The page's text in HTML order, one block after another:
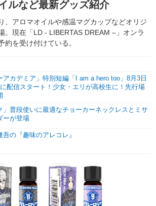
コスプレ
新帝スタ
覧 コラム
知らせ
ルなど最新グッズ紹介
、アロマオイルや感温マグカップなどオリジ
。現在「LD - LIBERTAS DREAM –」オンラ
約を受け付けている。
アカデミア」特別短編「I am a hero too」8月3日
に配信スタート！少女・エリが高校生に！先行場
」普段使いに最適なチョーカーネックレスとミサ
ーが登場
吾の『趣味のアレコレ』